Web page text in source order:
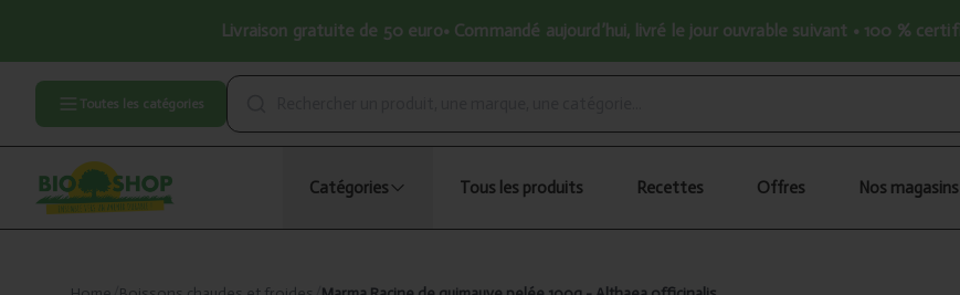
Livraison gratuite de 50 euro• Commandé aujourd’hui, livré le jour ouvrable suivant • 100 %
Toutes les catégories
Catégories Tous les produits Recettes Offres Nos magasins